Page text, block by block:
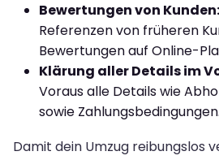
Bewertungen von Kunden:
Referenzen von früheren
Bewertungen auf Online-
Klärung aller Details im
Voraus alle Details wie
sowie Zahlungsbedingungen.
Damit dein Umzug reibungslos